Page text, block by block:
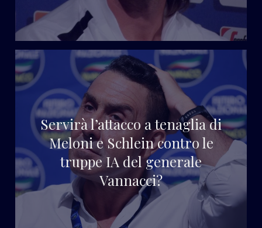
Servirà l’attacco a tenaglia di
Meloni e Schlein contro le
truppe IA del generale
Vannacci?